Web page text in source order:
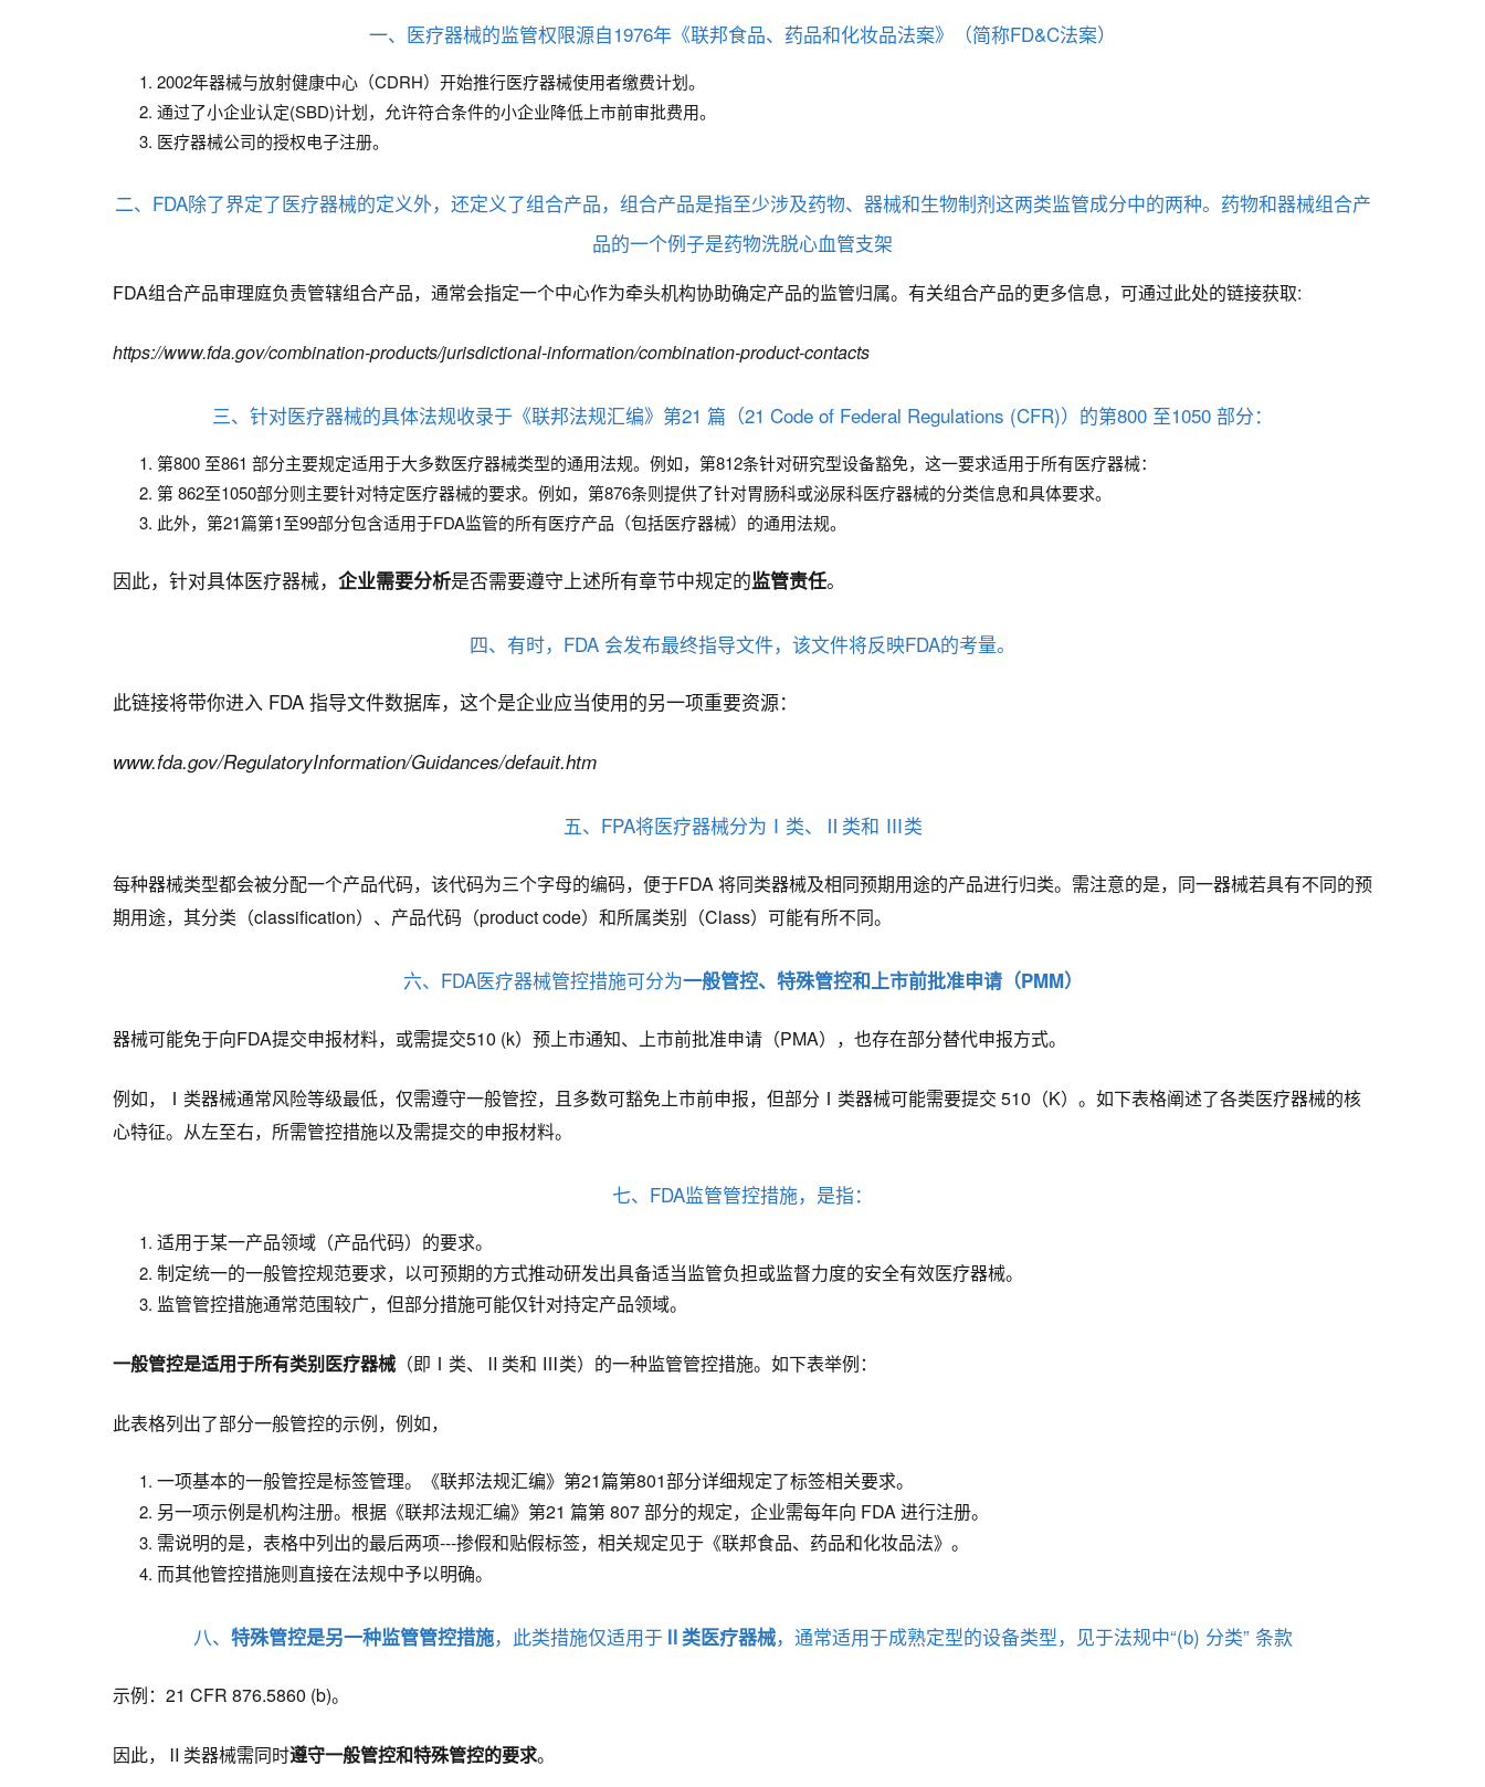
一、医疗器械的监管权限源自1976年《联邦食品、药品和化妆品法案》（简称FD&C法案）
2002年器械与放射健康中心（CDRH）开始推行医疗器械使用者缴费计划。
通过了小企业认定(SBD)计划，允许符合条件的小企业降低上市前审批费用。
医疗器械公司的授权电子注册。
二、FDA除了界定了医疗器械的定义外，还定义了组合产品，组合产品是指至少涉及药物、器械和生物制剂这两类监管成分中的两种。药物和器械组合产
品的一个例子是药物洗脱心血管支架
FDA组合产品审理庭负责管辖组合产品，通常会指定一个中心作为牵头机构协助确定产品的监管归属。有关组合产品的更多信息，可通过此处的链接获取:
https://www.fda.gov/combination-products/jurisdictional-information/combination-product-contacts
三、针对医疗器械的具体法规收录于《联邦法规汇编》第21 篇（21 Code of Federal Regulations (CFR)）的第800 至1050 部分：
第800 至861 部分主要规定适用于大多数医疗器械类型的通用法规。例如，第812条针对研究型设备豁免，这一要求适用于所有医疗器械：
第 862至1050部分则主要针对特定医疗器械的要求。例如，第876条则提供了针对胃肠科或泌尿科医疗器械的分类信息和具体要求。
此外，第21篇第1至99部分包含适用于FDA监管的所有医疗产品（包括医疗器械）的通用法规。
因此，针对具体医疗器械， 企业需要分析是否需要遵守上述所有章节中规定的监管责任。
四、有时，FDA 会发布最终指导文件，该文件将反映FDA的考量。
此链接将带你进入 FDA 指导文件数据库，这个是企业应当使用的另一项重要资源：
www.fda.gov/RegulatoryInformation/Guidances/defauit.htm
五、FPA将医疗器械分为Ⅰ类、Ⅱ类和 Ⅲ类
每种器械类型都会被分配一个产品代码，该代码为三个字母的编码，便于FDA 将同类器械及相同预期用途的产品进行归类。需注意的是，同一器械若具有不同的预
期用途，其分类（classification）、产品代码（product code）和所属类别（Class）可能有所不同。
六、FDA医疗器械管控措施可分为一般管控、特殊管控和上市前批准申请（PMM）
器械可能免于向FDA提交申报材料，或需提交510 (k）预上市通知、上市前批准申请（PMA），也存在部分替代申报方式。
例如，Ⅰ类器械通常风险等级最低，仅需遵守一般管控，且多数可豁免上市前申报，但部分Ⅰ类器械可能需要提交 510（K）。如下表格阐述了各类医疗器械的核
心特征。从左至右，所需管控措施以及需提交的申报材料。
七、FDA监管管控措施，是指：
适用于某一产品领域（产品代码）的要求。
制定统一的一般管控规范要求，以可预期的方式推动研发出具备适当监管负担或监督力度的安全有效医疗器械。
监管管控措施通常范围较广，但部分措施可能仅针对持定产品领域。
一般管控是适用于所有类别医疗器械 （即Ⅰ类、Ⅱ类和 Ⅲ类）的一种监管管控措施。如下表举例：
此表格列出了部分一般管控的示例，例如，
一项基本的一般管控是标签管理。《联邦法规汇编》第21篇第801部分详细规定了标签相关要求。
另一项示例是机构注册。根据《联邦法规汇编》第21 篇第 807 部分的规定，企业需每年向 FDA 进行注册。
需说明的是，表格中列出的最后两项---掺假和贴假标签，相关规定见于《联邦食品、药品和化妆品法》。
而其他管控措施则直接在法规中予以明确。
八、 特殊管控是另一种监管管控措施，此类措施仅适用于 Ⅱ类医疗器械，通常适用于成熟定型的设备类型，见于法规中“(b) 分类” 条款
示例：21 CFR 876.5860 (b)。
因此，Ⅱ类器械需同时遵守一般管控和特殊管控的要求。